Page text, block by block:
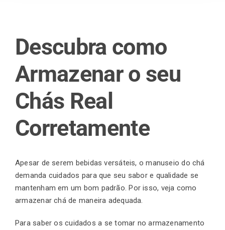
Finalização de compra
Blog
Contato
Descubra como
Armazenar o seu
Chás Real
Corretamente
Apesar de serem bebidas versáteis, o manuseio do chá
demanda cuidados para que seu sabor e qualidade se
mantenham em um bom padrão. Por isso, veja como
armazenar chá de maneira adequada.
Para saber os cuidados a se tomar no armazenamento